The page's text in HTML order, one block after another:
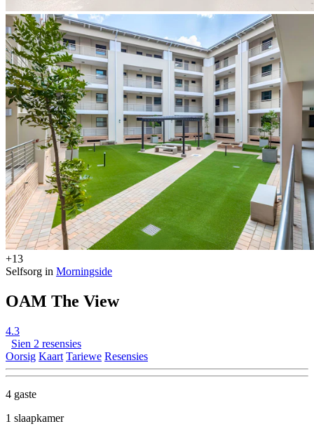
+13
Selfsorg in Morningside
OAM The View
4.3
Sien 2 resensies
Oorsig Kaart Tariewe Resensies
4 gaste
1 slaapkamer